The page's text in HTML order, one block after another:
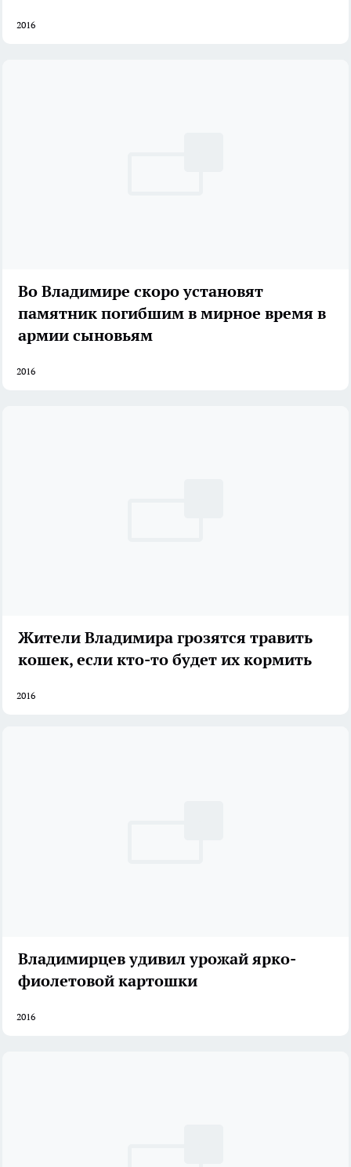
2016
Во Владимире скоро установят
памятник погибшим в мирное время в
армии сыновьям
2016
Жители Владимира грозятся травить
кошек, если кто-то будет их кормить
2016
Владимирцев удивил урожай ярко-
фиолетовой картошки
2016